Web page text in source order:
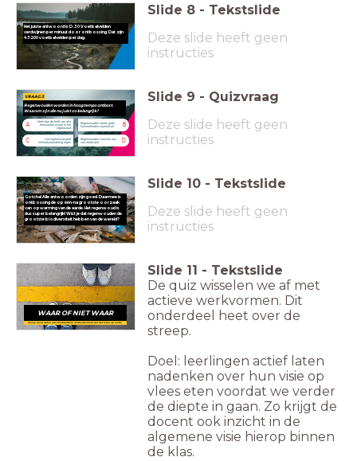
Het juiste antwoord is D. 30 Voetbalvelden
verdwijnen per minuut door ontbossing. Dat zijn
43.200 voetbalvelden per dag.
Slide 8 - Tekstslide
Deze slide heeft geen
instructies
Regenwouden worden in hoog tempo ontbost.
Waarom zijn die nu juist zo belangrijk?
VRAAG 3
A
Meer dan de helft van alle
diersoorten woont in het
regenwoud
B
Regenwouden stoten grote
hoeveelheden zuurstof uit
C
Het regenwoud gaat
klimaatverandering tegen
D
Regenwouden voorzien ons
van medicatie
Slide 9 - Quizvraag
Deze slide heeft geen
instructies
Gotcha! Alle antwoorden zijn goed. Daarmee is
ontbossing de op één-na grootste oorzaak
van opwarming van de aarde. Het regenwoud is
dus super belangrijk! Wist je dat regenwouden de
grootste biodiversiteit hebben van de wereld?
Slide 10 - Tekstslide
Deze slide heeft geen
instructies
WAAR OF NIET WAAR
Slide 11 - Tekstslide
De quiz wisselen we af met
actieve werkvormen. Dit
onderdeel heet over de
streep.
Doel: leerlingen actief laten
nadenken over hun visie op
vlees eten voordat we verder
de diepte in gaan. Zo krijgt de
docent ook inzicht in de
algemene visie hierop binnen
de klas.